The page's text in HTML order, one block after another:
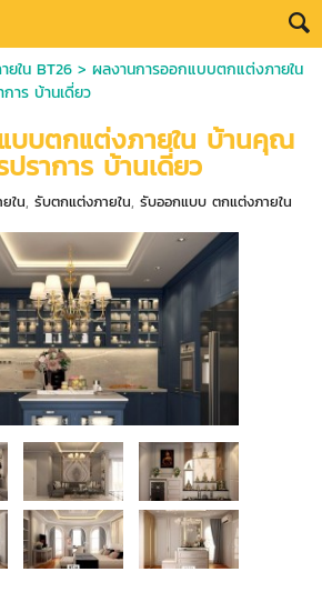
ใน BT26> ผลงานการออกแบบตกแต่งภายใน
ร บ้านเดี่ยว
บบตกแต่งภายใน บ้านคุณ
าการ บ้านเดี่ยว
ใน, รับตกแต่งภายใน, รับออกแบบ ตกแต่งภายใน